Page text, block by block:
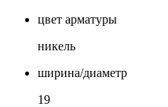
цвет арматуры
никель
ширина/диаметр
19